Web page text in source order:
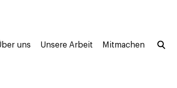
uns Unsere Arbeit Mitmachen